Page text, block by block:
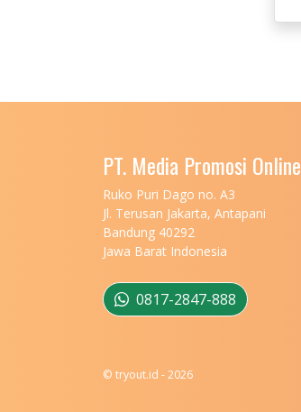
PT. Media Promosi Online
Ruko Puri Dago no. A3
Jl. Terusan Jakarta, Antapani
Bandung 40292
Jawa Barat Indonesia
0817-2847-888
© tryout.id - 2026